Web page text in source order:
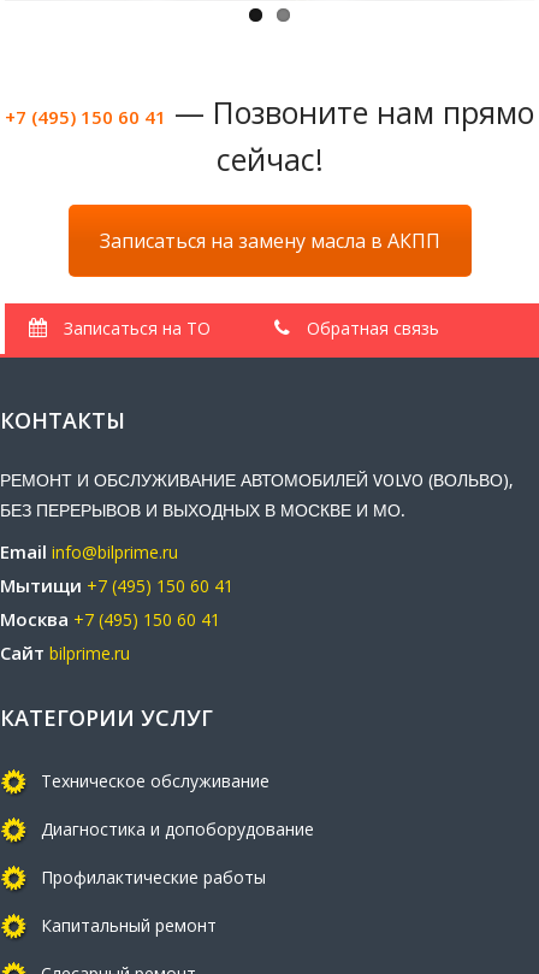
+7 (495) 150 60 41 — Позвоните нам прямо
сейчас!
Записаться на замену масла в АКПП
Записаться на ТО Обратная связь
КОНТАКТЫ
РЕМОНТ И ОБСЛУЖИВАНИЕ АВТОМОБИЛЕЙ VOLVO (ВОЛЬВО),
БЕЗ ПЕРЕРЫВОВ И ВЫХОДНЫХ В МОСКВЕ И МО.
Email info@bilprime.ru
Мытищи +7 (495) 150 60 41
Москва +7 (495) 150 60 41
Сайт bilprime.ru
КАТЕГОРИИ УСЛУГ
Техническое обслуживание
Диагностика и допоборудование
Профилактические работы
Капитальный ремонт